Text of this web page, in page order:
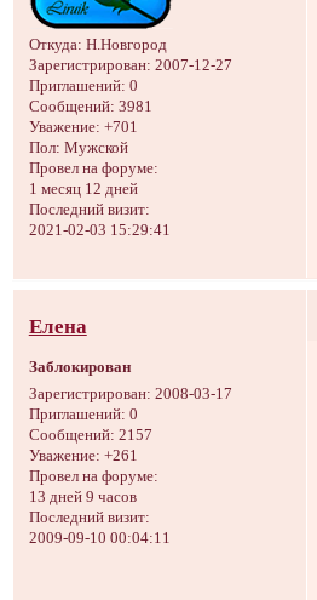
Откуда: Н.Новгород
Зарегистрирован: 2007-12-27
Приглашений: 0
Сообщений: 3981
Уважение: +701
Пол: Мужской
Провел на форуме:
1 месяц 12 дней
Последний визит:
2021-02-03 15:29:41
Елена
Заблокирован
Зарегистрирован: 2008-03-17
Приглашений: 0
Сообщений: 2157
Уважение: +261
Провел на форуме:
13 дней 9 часов
Последний визит:
2009-09-10 00:04:11